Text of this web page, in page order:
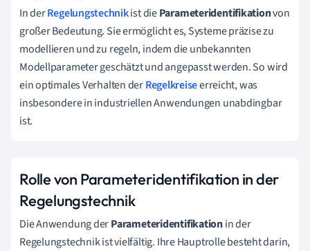
In derRegelungstechnikist dieParameteridentifikationvon
großer Bedeutung. Sie ermöglicht es, Systeme präzise zu
modellieren und zu regeln, indem die unbekannten
Modellparameter geschätzt und angepasst werden. So wird
ein optimales Verhalten derRegelkreiseerreicht, was
insbesondere in industriellen Anwendungen unabdingbar
ist.
Rolle von Parameteridentifikation in der
Regelungstechnik
Die Anwendung derParameteridentifikationin der
Regelungstechnik ist vielfältig. Ihre Hauptrolle besteht darin,